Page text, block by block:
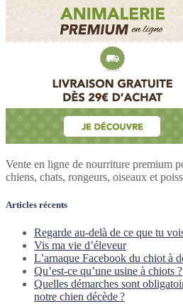
Vente en ligne de nourriture premium
chiens, chats, rongeurs, oiseaux et
Articles récents
Regarde au-delà de ce que tu
Vis ma vie d’éleveur
L’arnaque Facebook du chiot à
Qu’est-ce qu’une usine à chiots ?
Quelles démarches sont
notre chien décède ?